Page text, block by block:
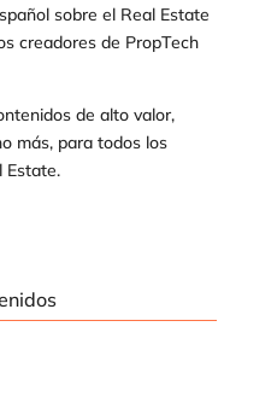
sobre el Real Estate
creadores de PropTech
de alto valor,
más, para todos los
Estate.